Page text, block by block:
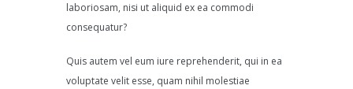
laboriosam, nisi ut aliquid ex ea commodi
consequatur?
Quis autem vel eum iure reprehenderit, qui in ea
voluptate velit esse, quam nihil molestiae